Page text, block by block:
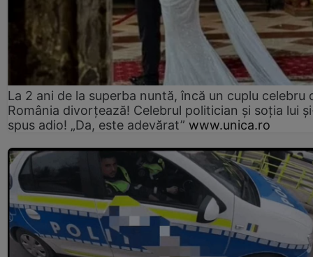
La 2 ani de la superba nuntă, încă un cuplu celebru
România divorțează! Celebrul politician și soția lui
spus adio! „Da, este adevărat” www.unica.ro